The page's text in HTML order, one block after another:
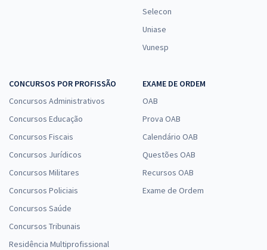
Selecon
Uniase
Vunesp
CONCURSOS POR PROFISSÃO
Concursos Administrativos
Concursos Educação
Concursos Fiscais
Concursos Jurídicos
Concursos Militares
Concursos Policiais
Concursos Saúde
Concursos Tribunais
Residência Multiprofissional
EXAME DE ORDEM
OAB
Prova OAB
Calendário OAB
Questões OAB
Recursos OAB
Exame de Ordem